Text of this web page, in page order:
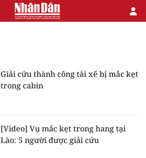
Giải cứu thành công tài xế bị mắc kẹt
trong cabin
[Video] Vụ mắc kẹt trong hang tại
Lào: 5 người được giải cứu